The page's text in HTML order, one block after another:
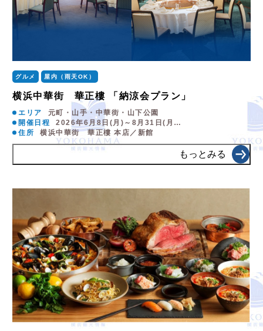
グルメ 屋内（雨天OK）
横浜中華街 華正樓 「納涼会プラン」
エリア
元町・山手・中華街・山下公園
開催日程
2026年6月8日(月)～8月31日(月…
住所
横浜中華街 華正樓 本店／新館
もっとみる